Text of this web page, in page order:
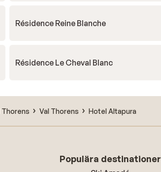
Résidence Reine Blanche
Résidence Le Cheval Blanc
Thorens Val Thorens Hotel Altapura
Populära destinationer